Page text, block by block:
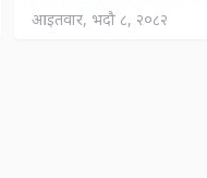
आइतवार, भदौ ८, २०८२